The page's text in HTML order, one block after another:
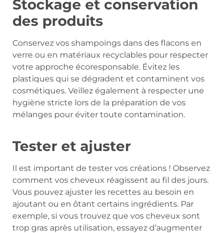
Stockage et conservation
des produits
Conservez vos shampoings dans des flacons en
verre ou en matériaux recyclables pour respecter
votre approche écoresponsable. Évitez les
plastiques qui se dégradent et contaminent vos
cosmétiques. Veillez également à respecter une
hygiène stricte lors de la préparation de vos
mélanges pour éviter toute contamination.
Tester et ajuster
Il est important de tester vos créations ! Observez
comment vos cheveux réagissent au fil des jours.
Vous pouvez ajuster les recettes au besoin en
ajoutant ou en ôtant certains ingrédients. Par
exemple, si vous trouvez que vos cheveux sont
trop gras après utilisation, essayez d’augmenter